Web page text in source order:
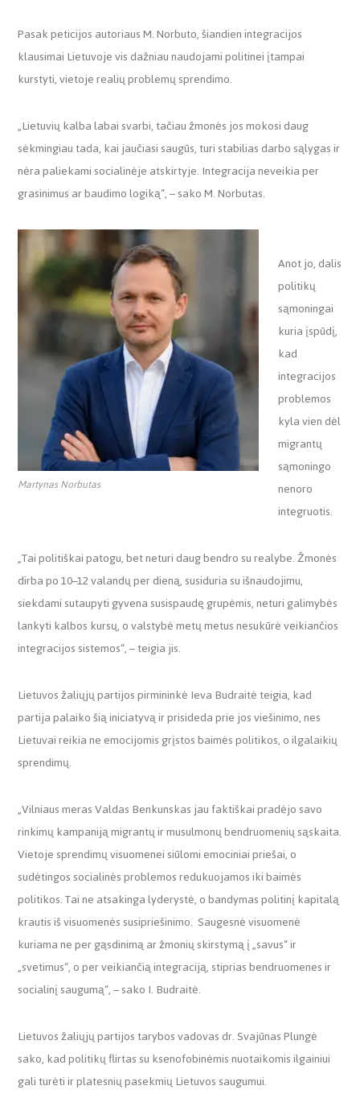
Pasak peticijos autoriaus M. Norbuto, šiandien integracijos
klausimai Lietuvoje vis dažniau naudojami politinei įtampai
kurstyti, vietoje realių problemų sprendimo.
„Lietuvių kalba labai svarbi, tačiau žmonės jos mokosi daug
sėkmingiau tada, kai jaučiasi saugūs, turi stabilias darbo sąlygas ir
nėra paliekami socialinėje atskirtyje. Integracija neveikia per
grasinimus ar baudimo logiką“, – sako M. Norbutas.
Martynas Norbutas
Anot jo, dalis
politikų
sąmoningai
kuria įspūdį,
kad
integracijos
problemos
kyla vien dėl
migrantų
sąmoningo
nenoro
integruotis.
„Tai politiškai patogu, bet neturi daug bendro su realybe. Žmonės
dirba po 10–12 valandų per dieną, susiduria su išnaudojimu,
siekdami sutaupyti gyvena susispaudę grupėmis, neturi galimybės
lankyti kalbos kursų, o valstybė metų metus nesukūrė veikiančios
integracijos sistemos“, – teigia jis.
Lietuvos žaliųjų partijos pirmininkė Ieva Budraitė teigia, kad
partija palaiko šią iniciatyvą ir prisideda prie jos viešinimo, nes
Lietuvai reikia ne emocijomis grįstos baimės politikos, o ilgalaikių
sprendimų.
„Vilniaus meras Valdas Benkunskas jau faktiškai pradėjo savo
rinkimų kampaniją migrantų ir musulmonų bendruomenių sąskaita.
Vietoje sprendimų visuomenei siūlomi emociniai priešai, o
sudėtingos socialinės problemos redukuojamos iki baimės
politikos. Tai ne atsakinga lyderystė, o bandymas politinį kapitalą
krautis iš visuomenės susipriešinimo. Saugesnė visuomenė
kuriama ne per gąsdinimą ar žmonių skirstymą į „savus“ ir
„svetimus“, o per veikiančią integraciją, stiprias bendruomenes ir
socialinį saugumą“, – sako I. Budraitė.
Lietuvos žaliųjų partijos tarybos vadovas dr. Svajūnas Plungė
sako, kad politikų flirtas su ksenofobinėmis nuotaikomis ilgainiui
gali turėti ir platesnių pasekmių Lietuvos saugumui.